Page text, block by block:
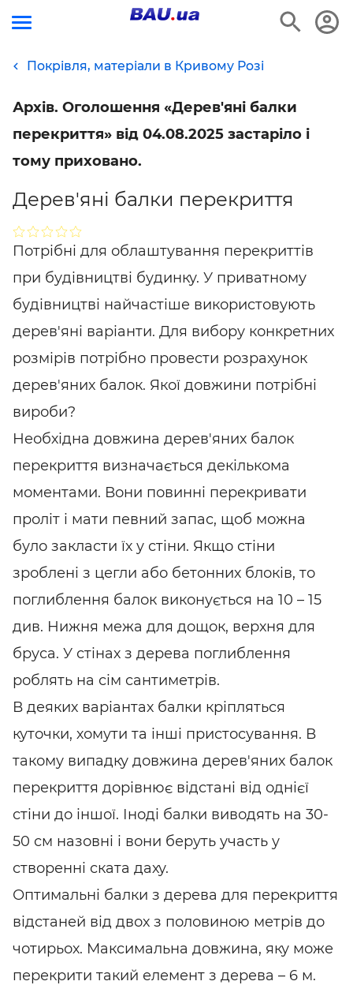
Покрівля, матеріали в Кривому Розі
Архів. Оголошення «Дерев'яні балки
перекриття» від 04.08.2025 застаріло і
тому приховано.
Дерев'яні балки перекриття
Потрібні для облаштування перекриттів
при будівництві будинку. У приватному
будівництві найчастіше використовують
дерев'яні варіанти. Для вибору конкретних
розмірів потрібно провести розрахунок
дерев'яних балок. Якої довжини потрібні
вироби?
Необхідна довжина дерев'яних балок
перекриття визначається декількома
моментами. Вони повинні перекривати
проліт і мати певний запас, щоб можна
було закласти їх у стіни. Якщо стіни
зроблені з цегли або бетонних блоків, то
поглиблення балок виконується на 10 – 15
див. Нижня межа для дощок, верхня для
бруса. У стінах з дерева поглиблення
роблять на сім сантиметрів.
В деяких варіантах балки кріпляться
куточки, хомути та інші пристосування. В
такому випадку довжина дерев'яних балок
перекриття дорівнює відстані від однієї
стіни до іншої. Іноді балки виводять на 30-
50 см назовні і вони беруть участь у
створенні ската даху.
Оптимальні балки з дерева для перекриття
відстаней від двох з половиною метрів до
чотирьох. Максимальна довжина, яку може
перекрити такий елемент з дерева – 6 м.